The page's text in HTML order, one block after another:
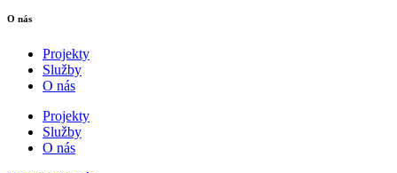
O nás
Projekty
Služby
O nás
Projekty
Služby
O nás